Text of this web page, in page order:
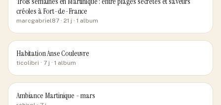
créoles à Fort-de-France
marcgabriel87 · 21 j · 1 album
Habitation Anse Couleuvre
ticolibri · 7 j · 1 album
Ambiance Martinique - mars